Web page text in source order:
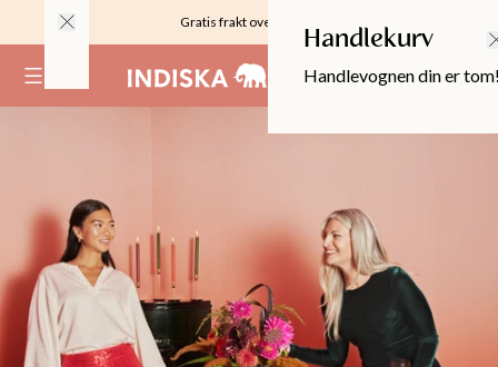
Gratis frakt over 999KR
( 0)
Handlekurv
Handlevognen din er